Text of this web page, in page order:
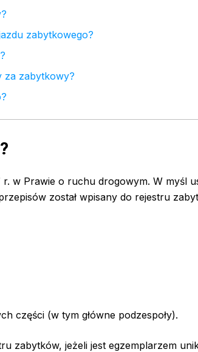
zabytkowego?
za zabytkowy?
w Prawie o ruchu drogowym. W myśl
został wpisany do rejestru
części (w tym główne podzespoły).
zabytków, jeżeli jest egzemplarzem